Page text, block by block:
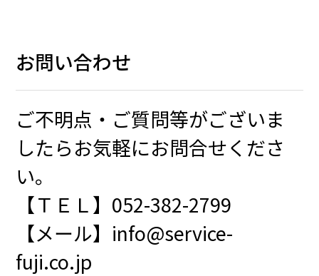
お問い合わせ
ご不明点・ご質問等がございま
したらお気軽にお問合せくださ
い。
【ＴＥＬ】052-382-2799
【メール】info@service-
fuji.co.jp